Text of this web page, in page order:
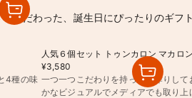
こだわった、誕生日にぴったりのギフ
4種の味
人気６個セット トゥンカロン マカロ
¥3,580
一つ一つこだわりを持って手作りし
かなビジュアルでメディアでも取り上